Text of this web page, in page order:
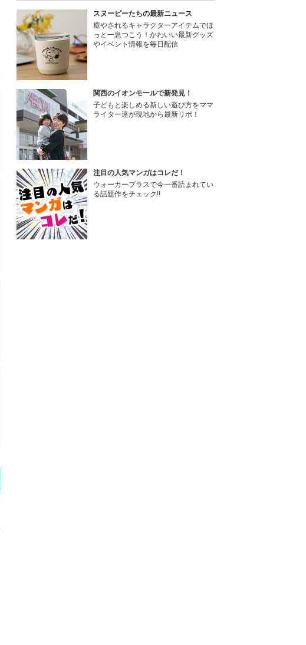
スヌーピーたちの最新ニュース
癒やされるキャラクターアイテムでほ
っと一息つこう！かわいい最新グッズ
やイベント情報を毎日配信
関西のイオンモールで新発見！
子どもと楽しめる新しい遊び方をママ
ライター達が現地から最新リポ！
注目の人気マンガはコレだ！
ウォーカープラスで今一番読まれてい
る話題作をチェック!!